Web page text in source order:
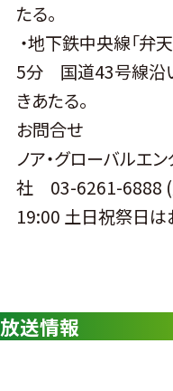
たる。
・地下鉄中央線「弁
5分 国道43号線沿
きあたる。
お問合せ
ノア・グローバルエ
社 03-6261-6888 (
19:00 土日祝祭日は
放送情報